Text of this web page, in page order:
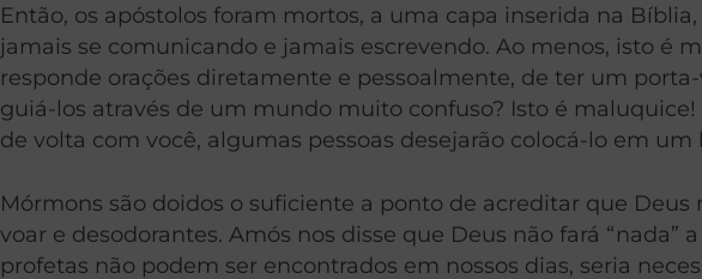
Então, os apóstolos foram mortos, a uma capa inserida na
jamais se comunicando e jamais escrevendo. Ao menos, isto é
responde orações diretamente e pessoalmente, de ter um
guiá-los através de um mundo muito confuso? Isto é
de volta com você, algumas pessoas desejarão colocá-lo em um
Mórmons são doidos o suficiente a ponto de acreditar que
voar e desodorantes. Amós nos disse que Deus não fará “nada”
profetas não podem ser encontrados em nossos dias, seria